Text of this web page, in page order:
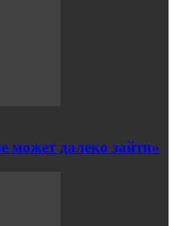
может далеко зайти»